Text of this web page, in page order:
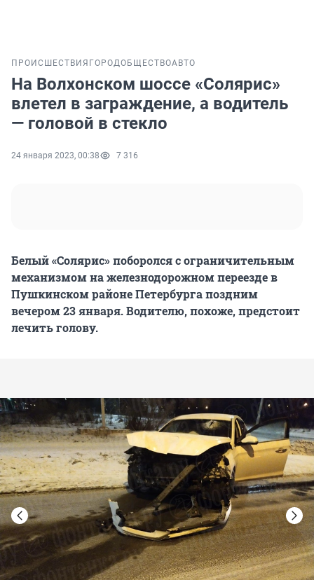
ПРОИСШЕСТВИЯ ГОРОДОБЩЕСТВОАВТО
На Волхонском шоссе «Солярис»
влетел в заграждение, а водитель
— головой в стекло
24 января 2023, 00:38 7 316
Белый «Солярис» поборолся с ограничительным
механизмом на железнодорожном переезде в
Пушкинском районе Петербурга поздним
вечером 23 января. Водителю, похоже, предстоит
лечить голову.